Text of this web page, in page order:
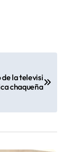
de la televisi
chaqueña